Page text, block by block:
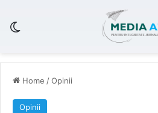
Home /Opinii
Opinii